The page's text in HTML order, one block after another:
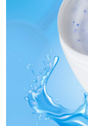
https://aftee.tw/terms/
３．未成年的使用者
「AFTEE先享後付」
４．使用「AFTEE先
時審查核予不同之上
請求用戶進行身份認證
５．嚴禁一人註冊多
恩沛科技股份有限公
每筆NT$100，滿